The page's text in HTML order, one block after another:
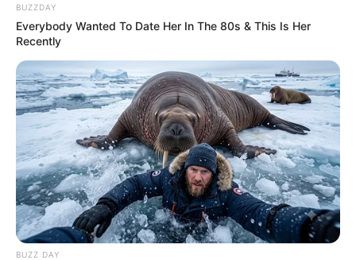
ปลายปีได้เพื่อนคู่คิด ช่วยกันทำงาน ครอบครัวเป็นแรงหนุน
เงินทองเริ่มรู้จักเก็บรู้จักใช้มากขึ้น คิดจะวางแผนลงทุนก็
ทำได้ดี เข้าหาเพศตรงข้ามจะได้ลาภจากการเสน่หา ถึงแม้
เงินจะได้มาช้ากว่าที่คิด แต่ได้แน่ๆ ไม่ต้องห่วง
ความรักหวานโรแมนติก เอาใจใส่กันเป็นอย่างดี ใครที่กำลัง
คิดสร้างครอบครัว อยากมีบุตรจะมีข่าวดี คนโสดคงได้คน
รอบข้างช่วยกันแนะนำ
BUZZDAY
Everybody Wanted To Date Her In The 80s & This Is Her
Recently
BUZZ DAY